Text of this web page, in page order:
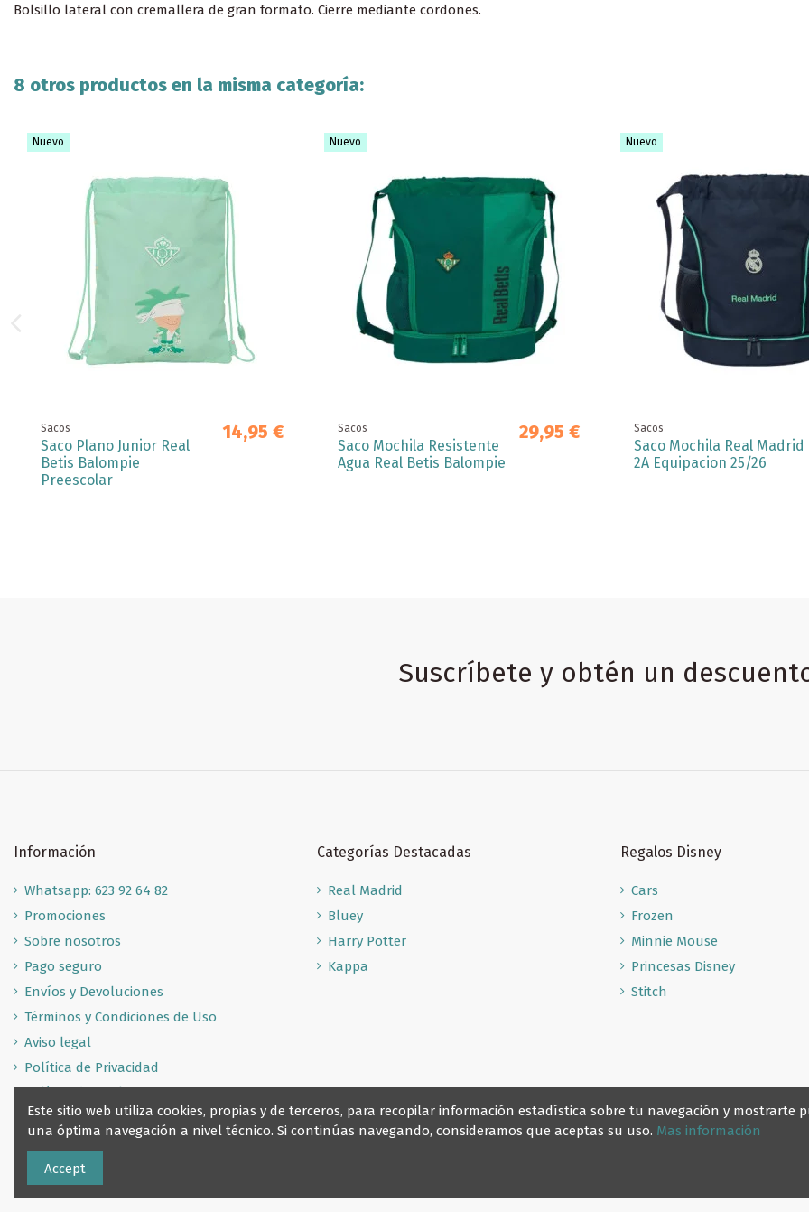
Bolsillo lateral con cremallera de gran formato. Cierre mediante cordones.
8 otros productos en la misma categoría:
Nuevo
Sacos
Saco Plano Junior Real
Betis Balompie
Preescolar
14,95 €
Nuevo
Sacos
Saco Mochila Resistente
Agua Real Betis Balompie
29,95 €
Nuevo
Sacos
Saco Mochila Real Madrid
2A Equipacion 25/26
Suscríbete y obtén un
Información
Whatsapp: 623 92 64 82
Promociones
Sobre nosotros
Pago seguro
Envíos y Devoluciones
Términos y Condiciones de Uso
Aviso legal
Política de Privacidad
Política de Cookies
Categorías Destacadas
Real Madrid
Bluey
Harry Potter
Kappa
Regalos Disney
Cars
Frozen
Minnie Mouse
Princesas Disney
Stitch
Este sitio web utiliza cookies, propias y de terceros, para recopilar información estadística sobre tu navegación y
una óptima navegación a nivel técnico. Si continúas navegando, consideramos que aceptas su uso. Mas información
Accept